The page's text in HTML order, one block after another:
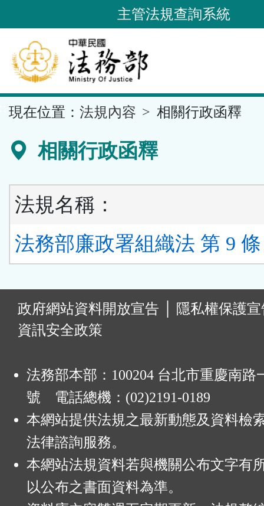
到
要
內
容
區
主管法規查詢系統
現在位置： 法規內容 相關行政函釋
相關行政函釋
法規名稱：
法務部廉政署組織法 第 9 條
政府網站資料開放宣告
隱私權保護
資訊安全政策
法務部本部：100204 台北市重慶南路
號 電話總機：(02)2191-0189
本網站提供法規之最新動態及資料檢
法律諮詢服務。
本網站法規資料若與機關公布文字有
以公布之書面資料為準。